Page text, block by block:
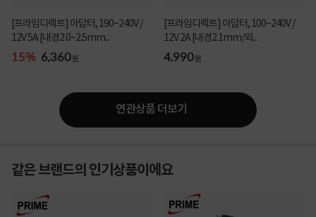
[프라임디렉트] 아답터, 190~240V /
12V 5A [내경2.0~2.5mm...
15% 6,360원
[프라임디렉트] 아답터, 100~240V /
12V 2A [내경2.1mm/외...
4,990원
연관상품 더보기
같은 브랜드의 인기상품이에요